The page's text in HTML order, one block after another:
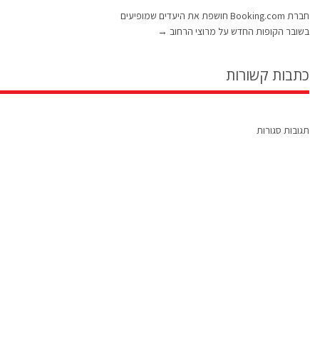
חברת Booking.com חושפת את היעדים שמופיעים
בשובר הקופות החדש על מרוצי הרחוב →
כתבות קשורות
תגובות סגורות